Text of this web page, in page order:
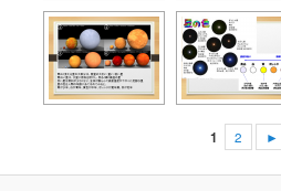
1 2 ►